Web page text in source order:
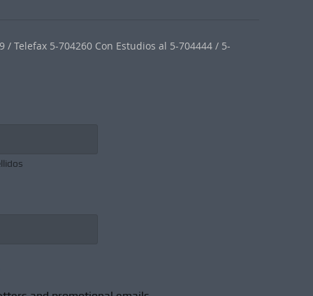
Telefax 5-704260 Con Estudios al 5-704444 / 5-